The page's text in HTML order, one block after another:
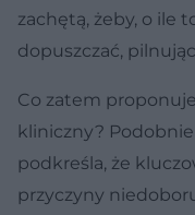
zachętą, żeby, o ile
dopuszczać,
Co zatem
kliniczny?
podkreśla, że
przyczyny